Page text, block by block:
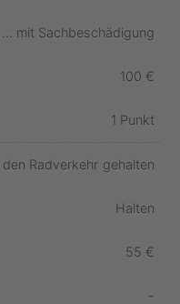
... mit Sachbeschädigung
100 €
1 Punkt
Radverkehr gehalten
Halten
55 €
-